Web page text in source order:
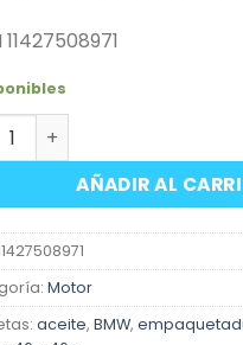
11427508971
cuerpo filtro
AÑADIR AL
Motor
aceite, BMW,